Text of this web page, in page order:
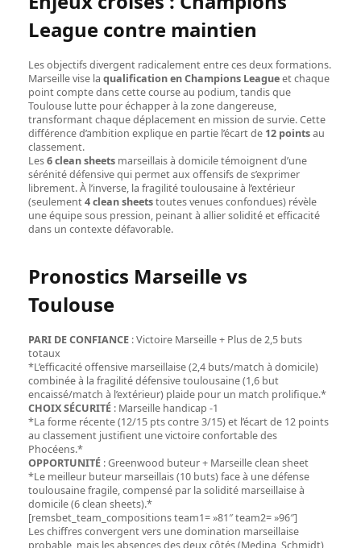
League contre maintien
Les objectifs divergent radicalement entre ces deux formations.
Marseille vise la qualification en Champions Leagueet chaque
point compte dans cette course au podium, tandis que
Toulouse lutte pour échapper à la zone dangereuse,
transformant chaque déplacement en mission de survie. Cette
différence d’ambition explique en partie l’écart de 12 pointsau
classement.
Les6 clean sheets marseillais à domicile témoignent d’une
sérénité défensive qui permet aux offensifs de s’exprimer
librement. À l’inverse, la fragilité toulousaine à l’extérieur
(seulement4 clean sheetstoutes venues confondues) révèle
une équipe sous pression, peinant à allier solidité et efficacité
dans un contexte défavorable.
Pronostics Marseille vs
Toulouse
PARI DE CONFIANCE : Victoire Marseille + Plus de 2,5 buts
totaux
*L’efficacité offensive marseillaise (2,4 buts/match à domicile)
combinée à la fragilité défensive toulousaine (1,6 but
encaissé/match à l’extérieur) plaide pour un match prolifique.*
CHOIX SÉCURITÉ : Marseille handicap -1
*La forme récente (12/15 pts contre 3/15) et l’écart de 12 points
au classement justifient une victoire confortable des
Phocéens.*
OPPORTUNITÉ : Greenwood buteur + Marseille clean sheet
*Le meilleur buteur marseillais (10 buts) face à une défense
toulousaine fragile, compensé par la solidité marseillaise à
domicile (6 clean sheets).*
[remsbet_team_compositions team1= »81″ team2= »96″]
Les chiffres convergent vers une domination marseillaise